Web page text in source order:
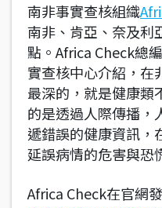
南非事實查核組織
南非、肯亞、奈及利
點。Africa Check總
實查核中心介紹，在
最深的，就是健康類
的是透過人際傳播，
遞錯誤的健康資訊，
延誤病情的危害與恐
Africa Check在官網